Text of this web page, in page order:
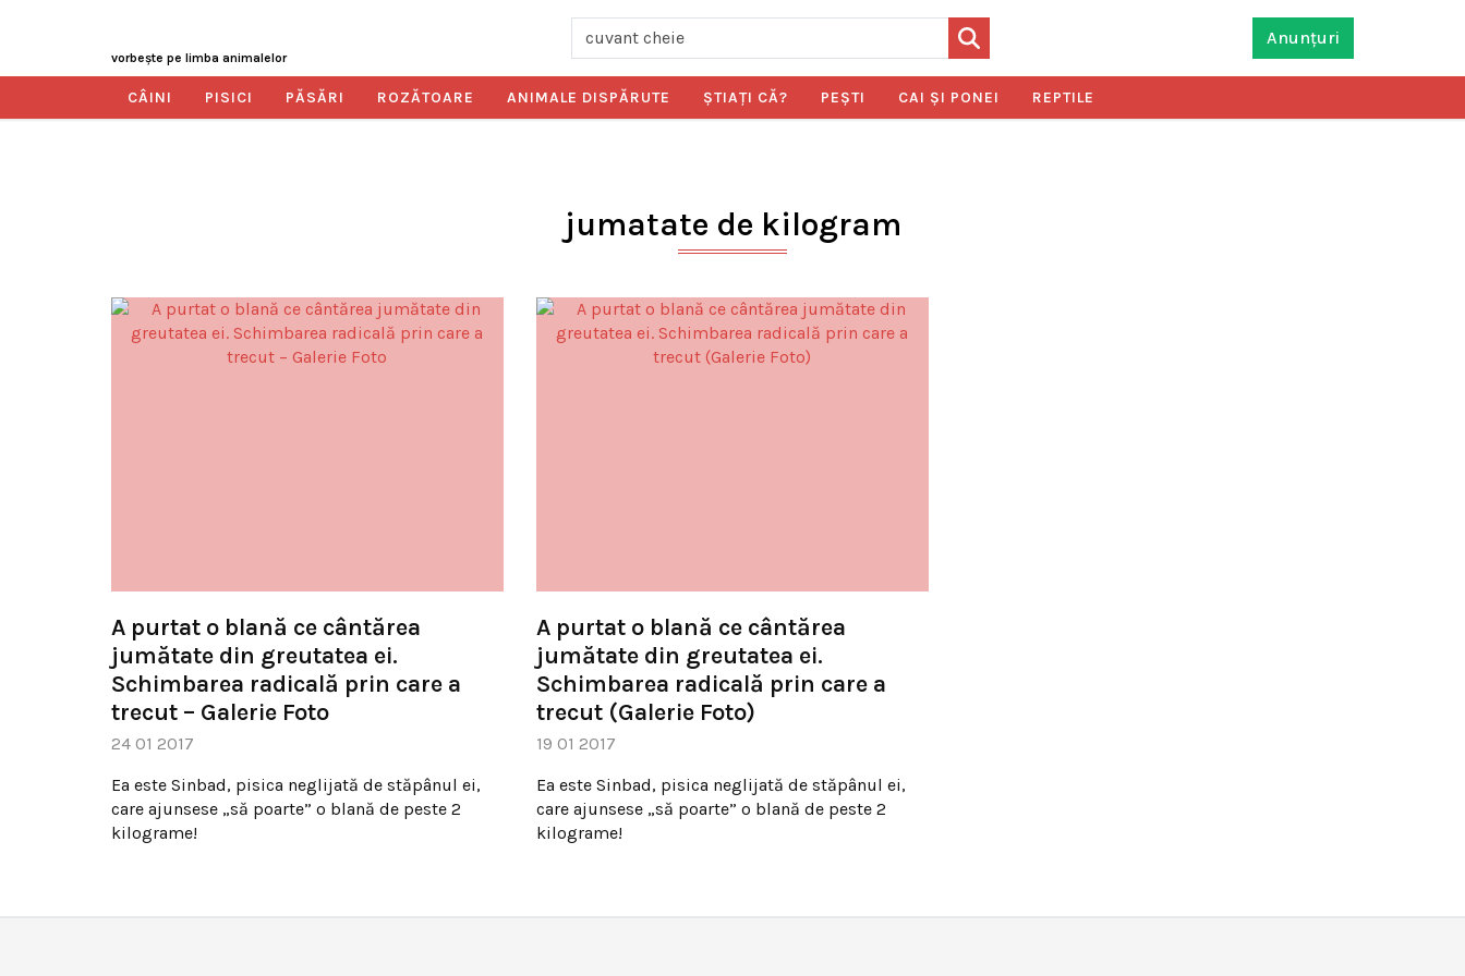
vorbeşte pe limba animalelor
Anunțuri
CÂINI PISICI PĂSĂRI ROZĂTOARE ANIMALE DISPĂRUTE ŞTIAŢI CĂ? PEŞTI CAI ŞI PONEI REPTILE
jumatate de kilogram
A purtat o blană ce cântărea
jumătate din greutatea ei.
Schimbarea radicală prin care a
trecut – Galerie Foto
24 01 2017
Ea este Sinbad, pisica neglijată de stăpânul ei,
care ajunsese „să poarte” o blană de peste 2
kilograme!
A purtat o blană ce cântărea
jumătate din greutatea ei.
Schimbarea radicală prin care a
trecut (Galerie Foto)
19 01 2017
Ea este Sinbad, pisica neglijată de stăpânul ei,
care ajunsese „să poarte” o blană de peste 2
kilograme!